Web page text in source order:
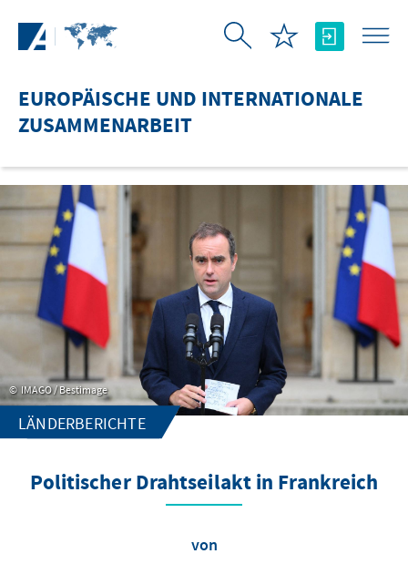
EUROPÄISCHE UND INTERNATIONALE
ZUSAMMENARBEIT
IMAGO / Bestimage
LÄNDERBERICHTE
Politischer Drahtseilakt in Frankreich
von